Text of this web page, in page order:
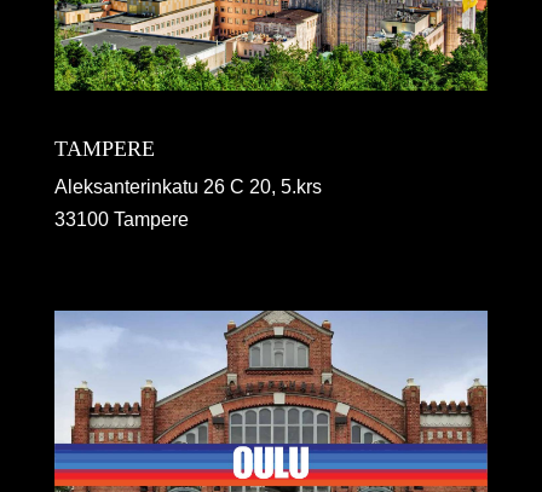
TAMPERE
Aleksanterinkatu 26 C 20, 5.krs
33100 Tampere